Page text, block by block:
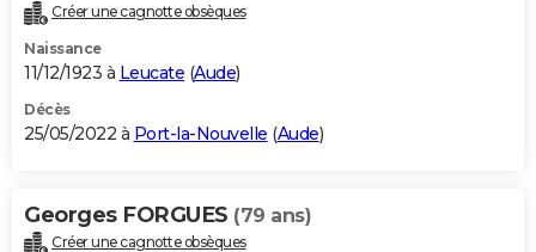
Créer une cagnotte obsèques
Naissance
11/12/1923 à Leucate (Aude)
Décès
25/05/2022 à Port-la-Nouvelle (Aude)
Georges FORGUES (79 ans)
Créer une cagnotte obsèques